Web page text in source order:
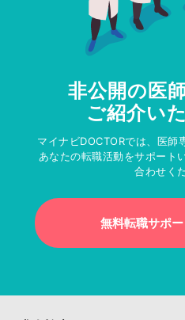
非公開の医
ご紹介い
マイナビDOCTORでは、医師
あなたの転職活動をサポート
合わせく
無料転職サポ